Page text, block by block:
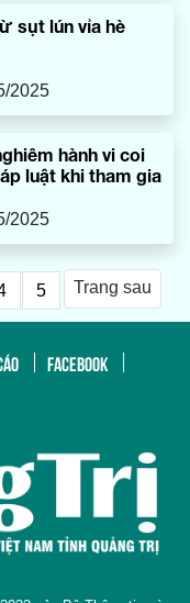
sụt lún vỉa hè
2025
hành vi coi
luật khi tham gia
2025
5 Trang sau
FACEBOOK